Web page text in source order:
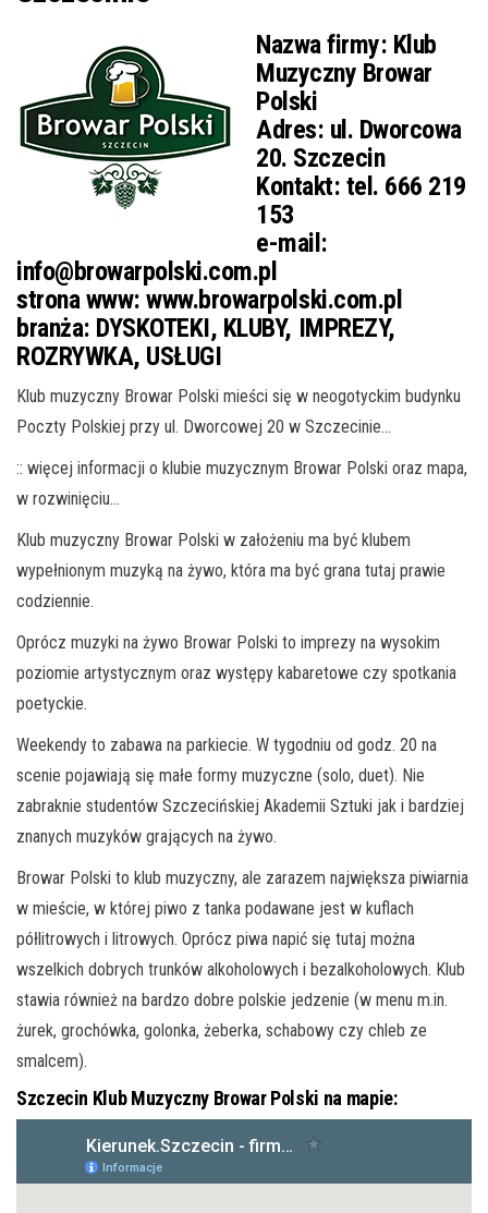
Nazwa firmy: Klub
Muzyczny Browar
Polski
Adres: ul. Dworcowa
20. Szczecin
Kontakt: tel. 666 219
153
e-mail:
info@browarpolski.com.pl
strona www: www.browarpolski.com.pl
branża: DYSKOTEKI, KLUBY, IMPREZY,
ROZRYWKA, USŁUGI
Klub muzyczny Browar Polski mieści się w neogotyckim budynku
Poczty Polskiej przy ul. Dworcowej 20 w Szczecinie…
:: więcej informacji o klubie muzycznym Browar Polski oraz mapa,
w rozwinięciu…
Klub muzyczny Browar Polski w założeniu ma być klubem
wypełnionym muzyką na żywo, która ma być grana tutaj prawie
codziennie.
Oprócz muzyki na żywo Browar Polski to imprezy na wysokim
poziomie artystycznym oraz występy kabaretowe czy spotkania
poetyckie.
Weekendy to zabawa na parkiecie. W tygodniu od godz. 20 na
scenie pojawiają się małe formy muzyczne (solo, duet). Nie
zabraknie studentów Szczecińskiej Akademii Sztuki jak i bardziej
znanych muzyków grających na żywo.
Browar Polski to klub muzyczny, ale zarazem największa piwiarnia
w mieście, w której piwo z tanka podawane jest w kuflach
półlitrowych i litrowych. Oprócz piwa napić się tutaj można
wszelkich dobrych trunków alkoholowych i bezalkoholowych. Klub
stawia również na bardzo dobre polskie jedzenie (w menu m.in.
żurek, grochówka, golonka, żeberka, schabowy czy chleb ze
smalcem).
Szczecin Klub Muzyczny Browar Polski na mapie: